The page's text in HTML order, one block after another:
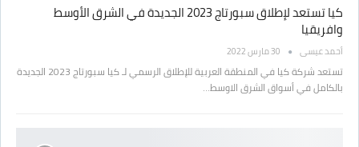
كيا تستعد لإطلاق سبورتاج 2023 الجديدة في الشرق الأوسط
وافريقيا
أحمد عيسى 30 مارس 2022
تستعد شركة كيا في المنطقة العربية للإطلاق الرسمي لـ كيا سبورتاج 2023 الجديدة
بالكامل في أسواق الشرق الاوسط…